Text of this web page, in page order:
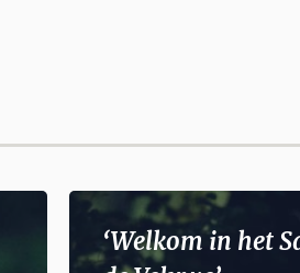
‘Welkom in het